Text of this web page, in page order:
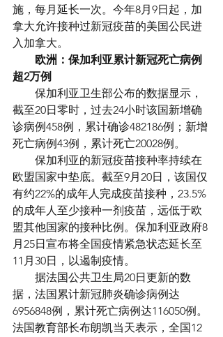
施，每月延长一次。今年8月9日起，加
拿大允许接种过新冠疫苗的美国公民进
入加拿大。
欧洲：保加利亚累计新冠死亡病例
超2万例
保加利亚卫生部公布的数据显示，
截至20日零时，过去24小时该国新增确
诊病例458例，累计确诊482186例；新增
死亡病例43例，累计死亡20028例。
保加利亚的新冠疫苗接种率持续在
欧盟国家中垫底。截至9月20日，该国仅
有约22%的成年人完成疫苗接种，23.5%
的成年人至少接种一剂疫苗，远低于欧
盟其他国家的接种比例。保加利亚政府8
月25日宣布将全国疫情紧急状态延长至
11月30日，以遏制疫情。
据法国公共卫生局20日更新的数
据，法国累计新冠肺炎确诊病例达
6956848例，累计死亡病例达116050例。
法国教育部长布朗凯当天表示，全国12